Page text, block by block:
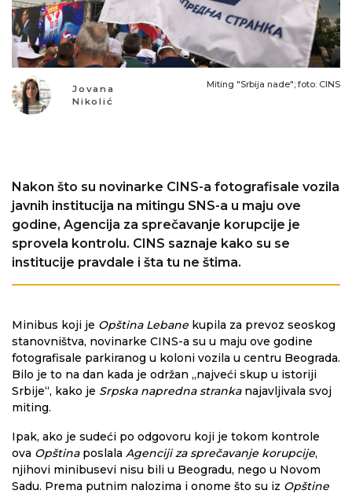
Jovana
Nikolić
Miting "Srbija nade"; foto: CINS
Nakon što su novinarke CINS-a fotografisale vozila
javnih institucija na mitingu SNS-a u maju ove
godine, Agencija za sprečavanje korupcije je
sprovela kontrolu. CINS saznaje kako su se
institucije pravdale i šta tu ne štima.
Minibus koji je Opština Lebane kupila za prevoz seoskog
stanovništva, novinarke CINS-a su u maju ove godine
fotografisale parkiranog u koloni vozila u centru Beograda.
Bilo je to na dan kada je održan „najveći skup u istoriji
Srbije“, kako je Srpska napredna strankanajavljivala svoj
miting.
Ipak, ako je sudeći po odgovoru koji je tokom kontrole
ova Opštinaposlala Agenciji za sprečavanje korupcije,
njihovi minibusevi nisu bili u Beogradu, nego u Novom
Sadu. Prema putnim nalozima i onome što su iz Opštine